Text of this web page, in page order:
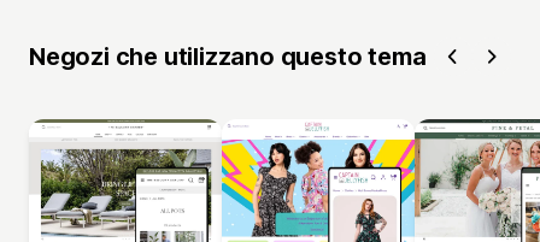
Negozi che utilizzano questo tema